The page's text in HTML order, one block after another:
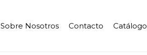
Sobre Nosotros Contacto Catálogo